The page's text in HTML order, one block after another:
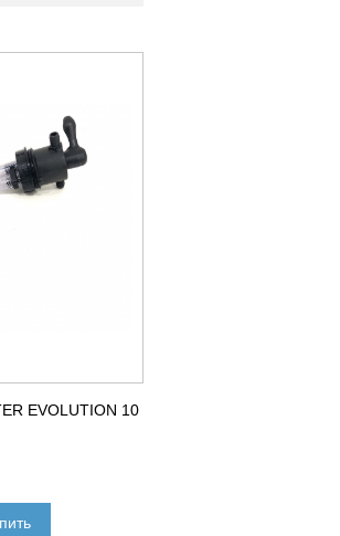
EVOLUTION 10